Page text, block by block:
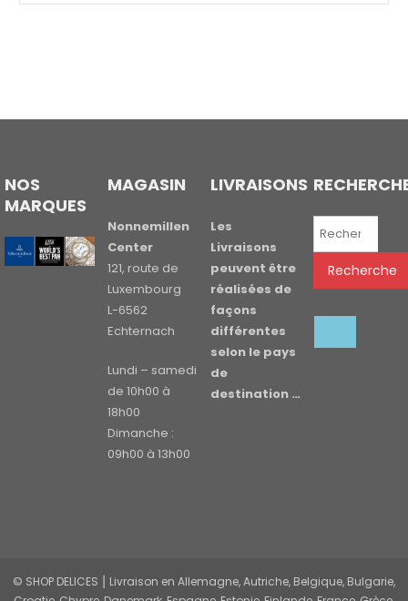
NOS
MARQUES
MAGASIN
Nonnemillen
Center
121, route de
Luxembourg
L-6562
Echternach
Lundi – samedi
de 10h00 à
18h00
Dimanche :
09h00 à 13h00
LIVRAISONS
Les
Livraisons
peuvent être
réalisées de
façons
différentes
selon le pays
de
destination …
Recherche
Recherche
© SHOP DELICES ⎮ Livraison en Allemagne, Autriche, Belgique, Bulgarie,